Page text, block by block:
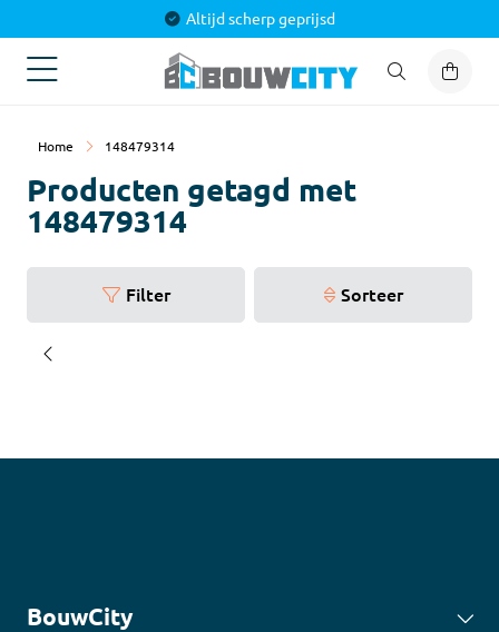
Altijd scherp geprijsd
Home 148479314
Producten getagd met
148479314
Filter Sorteer
BouwCity